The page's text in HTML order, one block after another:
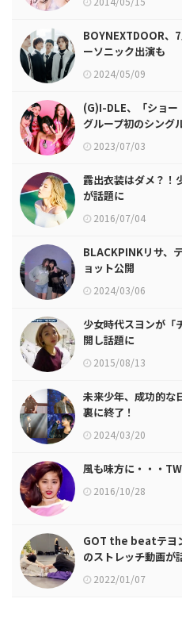
BOYNEXTDOOR、
ーソニック出演も
2024/05/09
(G)I-DLE、「ショ
グループ初のシング
2023/07/03
露出衣装はダメ？！
が話題に
2016/07/04
BLACKPINKリサ、
ョット公開
2024/03/06
少女時代スヨンが「
開し話題に
2015/08/13
未来少年、成功的な
裏に終了！
2024/03/20
風も味方に・・・
2016/10/28
GOT the beatテヨ
のストレッチ動画が
2022/01/07